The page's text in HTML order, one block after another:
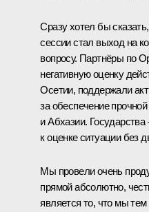
Сразу хотел бы
сессии стал выход на
вопросу. Партнёры по
негативную оценку
Осетии, поддержали
за обеспечение
и Абхазии.
к оценке ситуации без
Мы провели очень
прямой абсолютно,
является то, что мы